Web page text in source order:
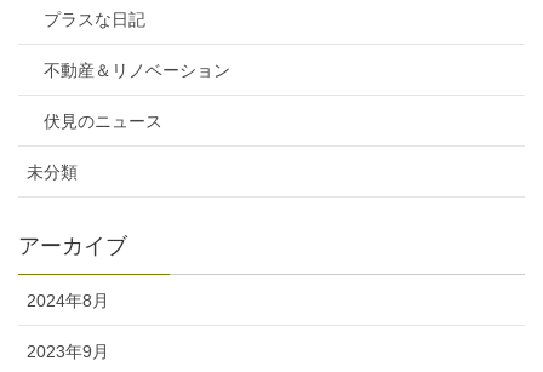
プラスな日記
不動産＆リノベーション
伏見のニュース
未分類
アーカイブ
2024年8月
2023年9月